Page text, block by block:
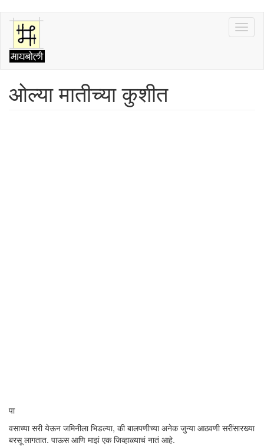
Skip
main
content
ओल्या मातीच्या कुशीत
पा
वसाच्या सरी येऊन जमिनीला भिडल्या, की बालपणीच्या अनेक जुन्या आठवणी सरींसारख्या
बरसू लागतात. पाऊस आणि माझं एक जिव्हाळ्याचं नातं आहे.